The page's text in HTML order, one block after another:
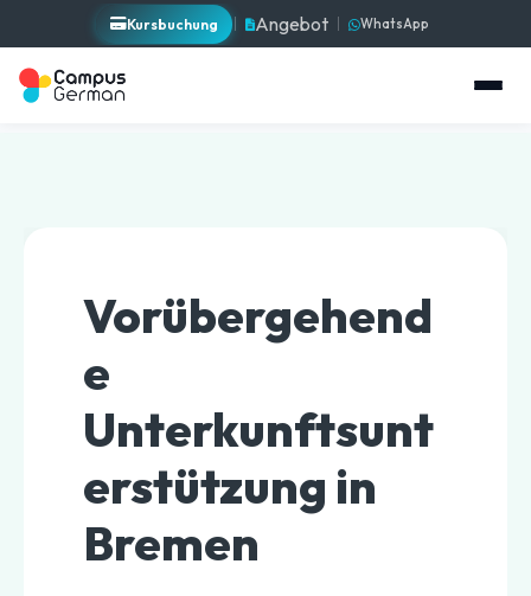
Kursbuchung Angebot WhatsApp
Vorübergehend
e
Unterkunftsunt
erstützung in
Bremen